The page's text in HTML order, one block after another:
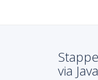
via Java